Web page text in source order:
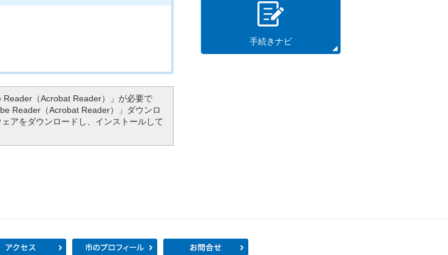
（Acrobat Reader）」が必要で
Reader（Acrobat Reader）」ダウンロ
アをダウンロードし、インストールして
手続きナビ
アクセス 市のプロフィール